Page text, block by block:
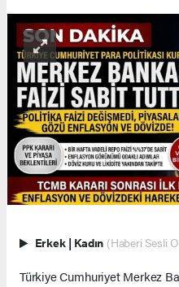
Erkek | Kadın (Haberi Sesli
Türkiye Cumhuriyet Merkez